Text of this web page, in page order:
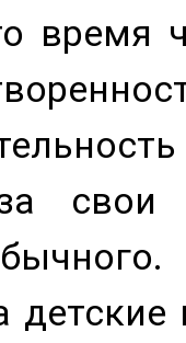
время
свои
детские